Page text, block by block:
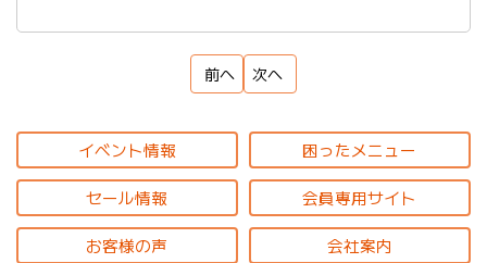
前へ 次へ
イベント情報 困ったメニュー
セール情報 会員専用サイト
お客様の声 会社案内